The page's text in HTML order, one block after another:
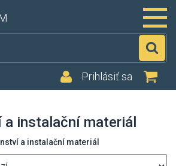
Prihlásiť sa
instalační materiál
a instalační materiál